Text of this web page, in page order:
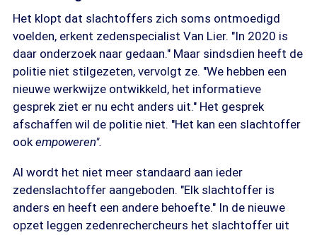
Het klopt dat slachtoffers zich soms ontmoedigd
voelden, erkent zedenspecialist Van Lier. "In 2020 is
daar onderzoek naar gedaan." Maar sindsdien heeft de
politie niet stilgezeten, vervolgt ze. "We hebben een
nieuwe werkwijze ontwikkeld, het informatieve
gesprek ziet er nu echt anders uit." Het gesprek
afschaffen wil de politie niet. "Het kan een slachtoffer
ookempoweren".
Al wordt het niet meer standaard aan ieder
zedenslachtoffer aangeboden. "Elk slachtoffer is
anders en heeft een andere behoefte." In de nieuwe
opzet leggen zedenrechercheurs het slachtoffer uit